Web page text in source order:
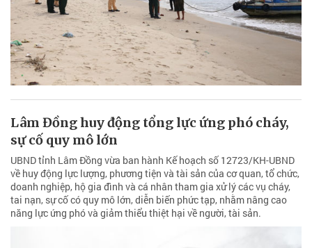
Lâm Đồng huy động tổng lực ứng phó cháy,
sự cố quy mô lớn
UBND tỉnh Lâm Đồng vừa ban hành Kế hoạch số 12723/KH-UBND
về huy động lực lượng, phương tiện và tài sản của cơ quan, tổ chức,
doanh nghiệp, hộ gia đình và cá nhân tham gia xử lý các vụ cháy,
tai nạn, sự cố có quy mô lớn, diễn biến phức tạp, nhằm nâng cao
năng lực ứng phó và giảm thiểu thiệt hại về người, tài sản.